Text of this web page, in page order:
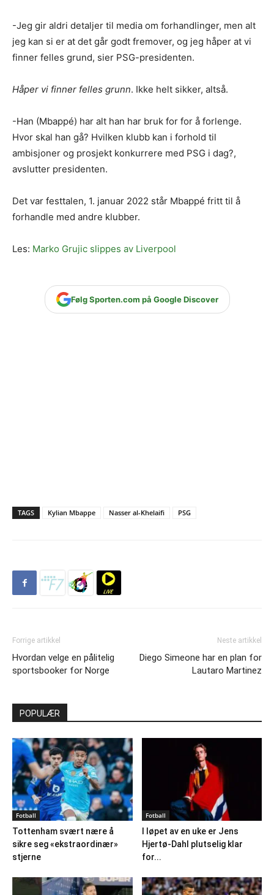
-Jeg gir aldri detaljer til media om forhandlinger, men alt
jeg kan si er at det går godt fremover, og jeg håper at vi
finner felles grund, sier PSG-presidenten.
Håper vi finner felles grunn. Ikke helt sikker, altså.
-Han (Mbappé) har alt han har bruk for for å forlenge.
Hvor skal han gå? Hvilken klubb kan i forhold til
ambisjoner og prosjekt konkurrere med PSG i dag?,
avslutter presidenten.
Det var festtalen, 1. januar 2022 står Mbappé fritt til å
forhandle med andre klubber.
Les: Marko Grujic slippes av Liverpool
Følg Sporten.com på Google Discover
TAGS Kylian Mbappe Nasser al-Khelaifi PSG
Forrige artikkel
Hvordan velge en pålitelig
sportsbooker for Norge
Neste artikkel
Diego Simeone har en plan for
Lautaro Martinez
POPULÆR
Fotball
Tottenham svært nære å
sikre seg «ekstraordinær»
stjerne
Fotball
I løpet av en uke er Jens
Hjertø-Dahl plutselig klar
for...